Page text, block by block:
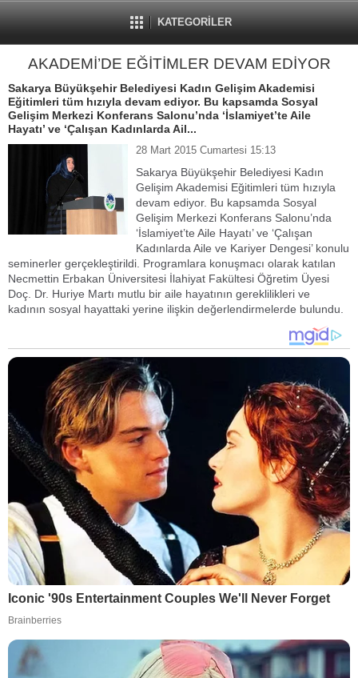
KATEGORİLER
AKADEMİ’DE EĞİTİMLER DEVAM EDİYOR
Sakarya Büyükşehir Belediyesi Kadın Gelişim Akademisi
Eğitimleri tüm hızıyla devam ediyor. Bu kapsamda Sosyal
Gelişim Merkezi Konferans Salonu’nda ‘İslamiyet’te Aile
Hayatı’ ve ‘Çalışan Kadınlarda Ail...
28 Mart 2015 Cumartesi 15:13
Sakarya Büyükşehir Belediyesi Kadın
Gelişim Akademisi Eğitimleri tüm hızıyla
devam ediyor. Bu kapsamda Sosyal
Gelişim Merkezi Konferans Salonu’nda
‘İslamiyet’te Aile Hayatı’ ve ‘Çalışan
Kadınlarda Aile ve Kariyer Dengesi’ konulu
seminerler gerçekleştirildi. Programlara konuşmacı olarak katılan
Necmettin Erbakan Üniversitesi İlahiyat Fakültesi Öğretim Üyesi
Doç. Dr. Huriye Martı mutlu bir aile hayatının gereklilikleri ve
kadının sosyal hayattaki yerine ilişkin değerlendirmelerde bulundu.